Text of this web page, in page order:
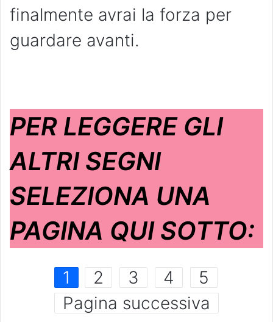
finalmente avrai la forza per
guardare avanti.
PER LEGGERE GLI
ALTRI SEGNI
SELEZIONA UNA
PAGINA QUI SOTTO:
1 2 3 4
5
Pagina successiva